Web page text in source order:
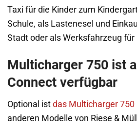
Taxi für die Kinder zum
Schule, als Lastenesel und
Stadt oder als Werksfahrzeug
Multicharger 750 ist
Connect verfügbar
Optional ist das Multicharger 750
anderen Modelle von Riese &